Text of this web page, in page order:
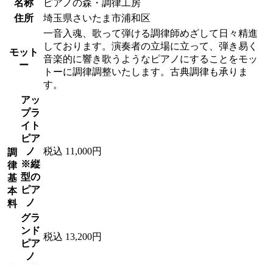
名称
ピアノの森・調律工房
住所
埼玉県さいたま市浦和区
モット
ー
一音入魂、歌って弾ける調律師めざして日々精進
しております。演奏者の立場に立って、弾き易く
音楽的に響き歌うようなピアノにすることをモッ
トーに調律調整いたします。古典調律も承りま
す。
調
律
基
本
料
アッ
プラ
イト
ピア
ノ
※縦
型の
ピア
ノ
税込 11,000円
グラ
ンド
ピア
ノ
税込 13,200円